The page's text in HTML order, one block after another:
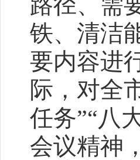
铁、清洁
要内容进
际，对全
任务”“八
会议精神